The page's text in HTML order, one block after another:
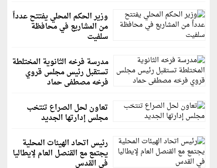
وزير الحكم المحلي يفتتح عدداً
من المشاريع في محافظة
سلفيت
مدرسة فرخه الثانوية المختلطة
تستقبل رئيس مجلس قروي
فرخه مصطفى حماد
تعاون لحل الصراع تنتخب
مجلس إدارتها الجديد
رئيس اتحاد الهيئات المحلية
يجتمع مع القنصل العام لإيطاليا
في القدس